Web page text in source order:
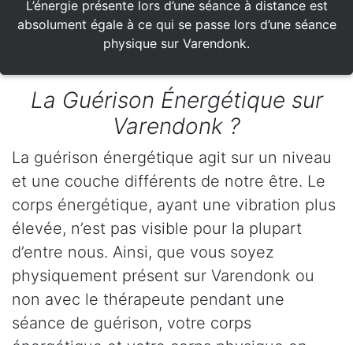
L’énergie présente lors d’une séance à distance est
absolument égale à ce qui se passe lors d’une séance
physique sur Varendonk.
La Guérison Énergétique sur
Varendonk ?
La guérison énergétique agit sur un niveau
et une couche différents de notre être. Le
corps énergétique, ayant une vibration plus
élevée, n’est pas visible pour la plupart
d’entre nous. Ainsi, que vous soyez
physiquement présent sur Varendonk ou
non avec le thérapeute pendant une
séance de guérison, votre corps